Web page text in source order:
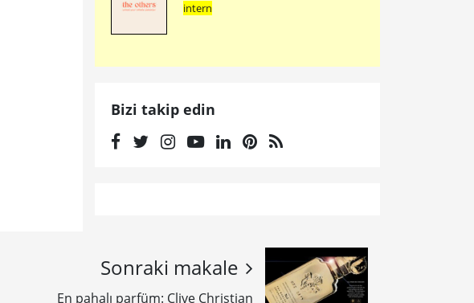
intern
Bizi takip edin
Sonraki makale
En pahalı parfüm: Clive Christian